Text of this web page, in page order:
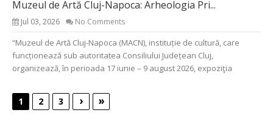
Muzeul de Artă Cluj-Napoca: Arheologia Pri...
Jul 03, 2026 No Comments
“Muzeul de Artă Cluj-Napoca (MACN), instituție de cultură, care
funcționează sub autoritatea Consiliului Județean Cluj,
organizează, în perioada 17 iunie – 9 august 2026, expoziţia
1 2 3 › »